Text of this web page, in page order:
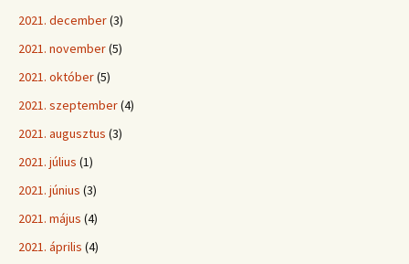
2021. december(3)
2021. november(5)
2021. október(5)
2021. szeptember(4)
2021. augusztus (3)
2021. július (1)
2021. június (3)
2021. május (4)
2021. április (4)